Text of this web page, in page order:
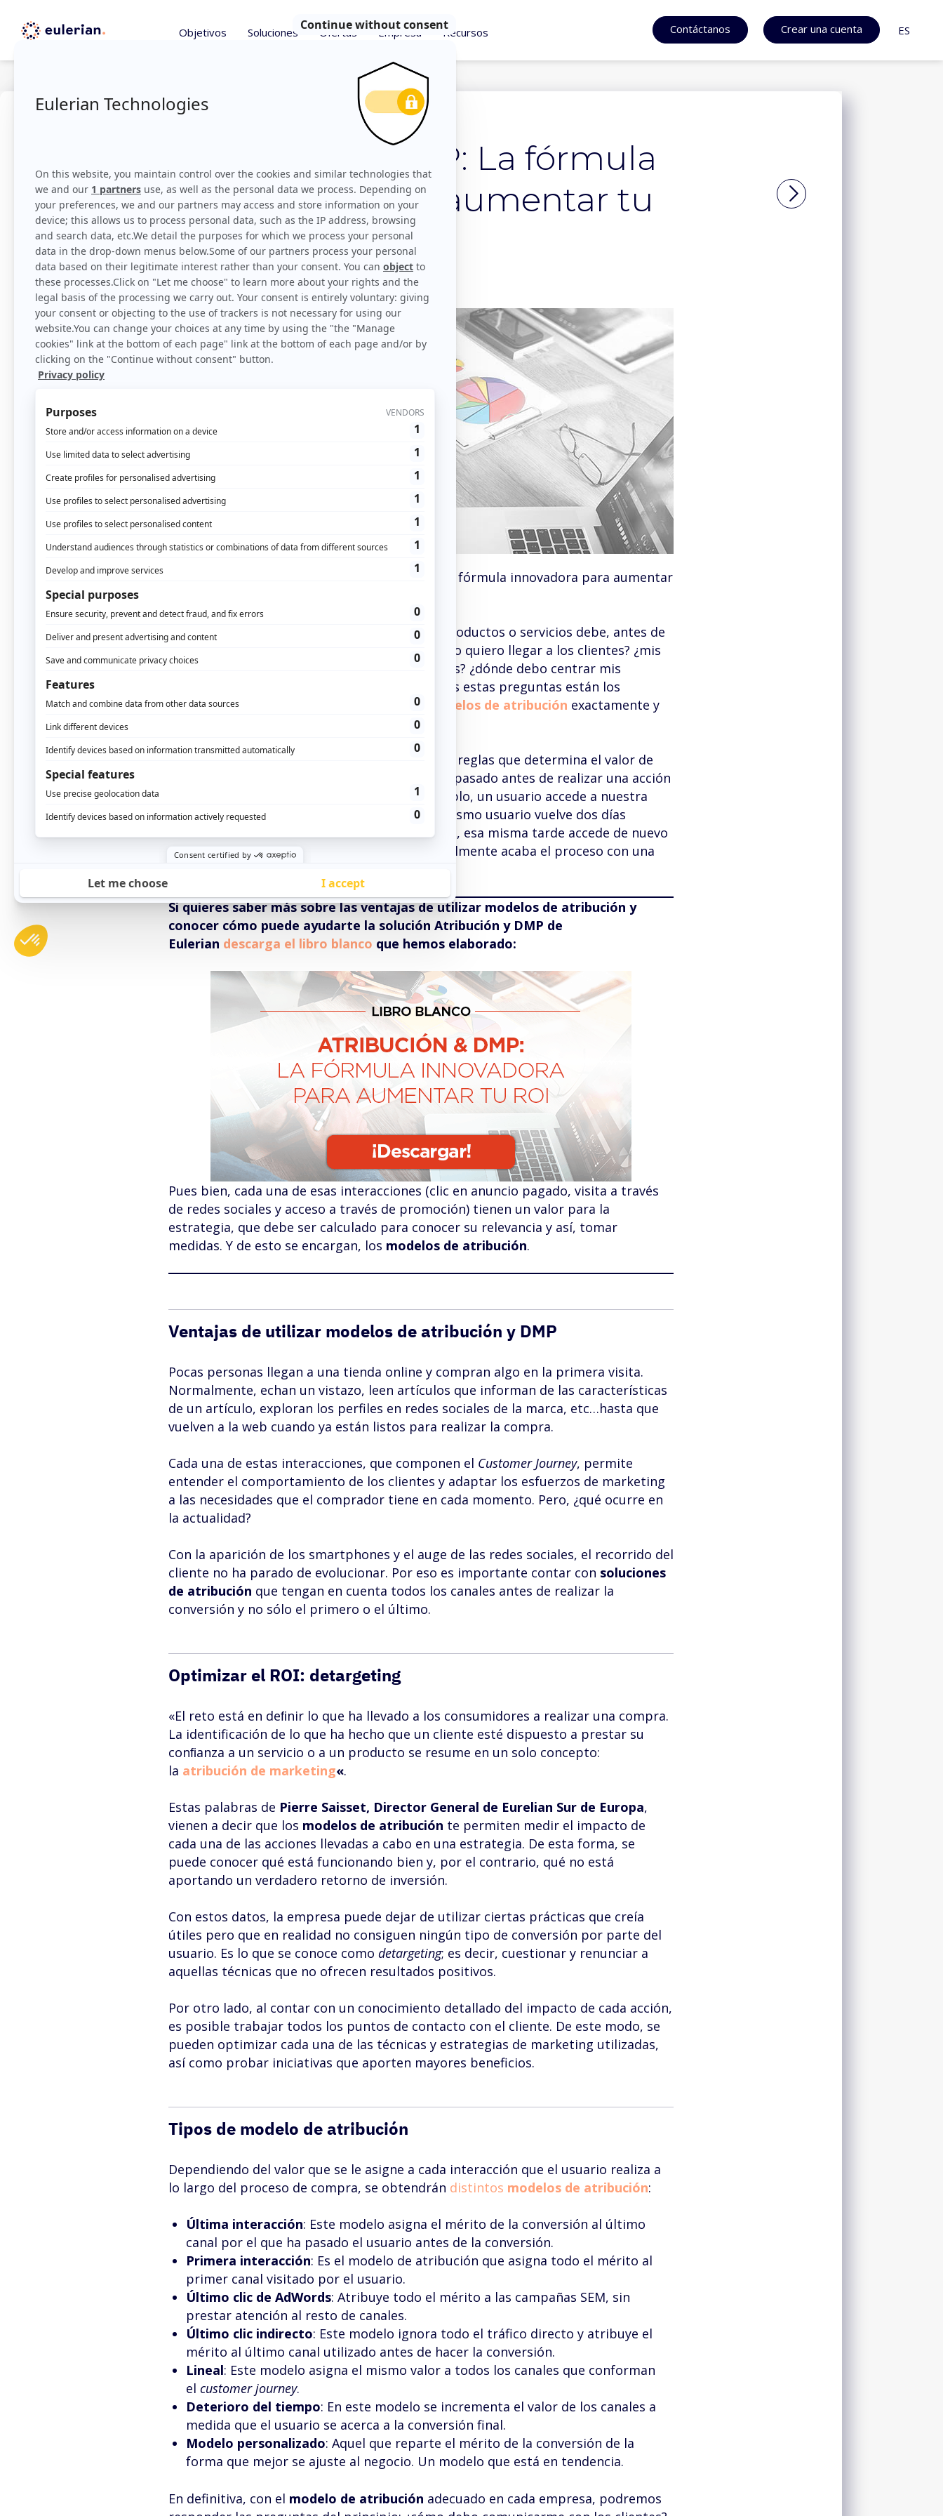
Objetivos Soluciones Ofertas Empresa Recursos Contáctanos Crear una cuenta ES
Consejos
Atribución y DMP: La fórmula
innovadora para aumentar tu
ROI
El equipo Eulerian
> Atribución y DMP: La fórmula innovadora para aumentar
Cuando una empresa se propone vender sus productos o servicios debe, antes de
nada, plantearse una serie de cuestiones: ¿cómo quiero llegar a los clientes? ¿mis
estrategias de marketing están siendo efectivas? ¿dónde debo centrar mis
esfuerzos y presupuesto? Para responder todas estas preguntas están los
modelos de atribución. Pero, ¿
qué son los modelos de atribución exactamente y
modelos de atribución
son un conjunto de reglas que determina el valor de
los distintos canales por los que un usuario ha pasado antes de realizar una acción
que interpretamos como conversión. Por ejemplo, un usuario accede a nuestra
web a través de un anuncio en AdWords. Ese mismo usuario vuelve dos días
después a través de un enlace en redes sociales, esa misma tarde accede de nuevo
a la web mediante una promoción de mail. Finalmente acaba el proceso con una
Si quieres saber más sobre las ventajas de utilizar modelos de atribución y
conocer cómo puede ayudarte la solución Atribución y DMP de
Eulerian descarga el libro blanco que hemos elaborado:
Pues bien, cada una de esas interacciones (clic en anuncio pagado, visita a través
de redes sociales y acceso a través de promoción) tienen un valor para la
estrategia, que debe ser calculado para conocer su relevancia y así, tomar
medidas. Y de esto se encargan, los modelos de atribución.
Ventajas de utilizar modelos de atribución y DMP
Pocas personas llegan a una tienda online y compran algo en la primera visita.
Normalmente, echan un vistazo, leen artículos que informan de las características
de un artículo, exploran los perfiles en redes sociales de la marca, etc…hasta que
vuelven a la web cuando ya están listos para realizar la compra.
Cada una de estas interacciones, que componen el Customer Journey, permite
entender el comportamiento de los clientes y adaptar los esfuerzos de marketing
a las necesidades que el comprador tiene en cada momento. Pero, ¿qué ocurre en
la actualidad?
Con la aparición de los smartphones y el auge de las redes sociales, el recorrido del
cliente no ha parado de evolucionar. Por eso es importante contar con soluciones
de atribución que tengan en cuenta todos los canales antes de realizar la
conversión y no sólo el primero o el último.
Optimizar el ROI: detargeting
«El reto está en deﬁnir lo que ha llevado a los consumidores a realizar una compra.
La identificación de lo que ha hecho que un cliente esté dispuesto a prestar su
conﬁanza a un servicio o a un producto se resume en un solo concepto:
la atribución de marketing«.
Estas palabras de Pierre Saisset, Director General de Eurelian Sur de Europa,
vienen a decir que los modelos de atribución te permiten medir el impacto de
cada una de las acciones llevadas a cabo en una estrategia. De esta forma, se
puede conocer qué está funcionando bien y, por el contrario, qué no está
aportando un verdadero retorno de inversión.
Con estos datos, la empresa puede dejar de utilizar ciertas prácticas que creía
útiles pero que en realidad no consiguen ningún tipo de conversión por parte del
usuario. Es lo que se conoce como detargeting; es decir, cuestionar y renunciar a
aquellas técnicas que no ofrecen resultados positivos.
Por otro lado, al contar con un conocimiento detallado del impacto de cada acción,
es posible trabajar todos los puntos de contacto con el cliente. De este modo, se
pueden optimizar cada una de las técnicas y estrategias de marketing utilizadas,
así como probar iniciativas que aporten mayores beneficios.
Tipos de modelo de atribución
Dependiendo del valor que se le asigne a cada interacción que el usuario realiza a
lo largo del proceso de compra, se obtendrán distintos modelos de atribución:
Última interacción: Este modelo asigna el mérito de la conversión al último
canal por el que ha pasado el usuario antes de la conversión.
Primera interacción: Es el modelo de atribución que asigna todo el mérito al
primer canal visitado por el usuario.
Último clic de AdWords: Atribuye todo el mérito a las campañas SEM, sin
prestar atención al resto de canales.
Último clic indirecto: Este modelo ignora todo el tráfico directo y atribuye el
mérito al último canal utilizado antes de hacer la conversión.
Lineal: Este modelo asigna el mismo valor a todos los canales que conforman
el customer journey.
Deterioro del tiempo: En este modelo se incrementa el valor de los canales a
medida que el usuario se acerca a la conversión final.
Modelo personalizado: Aquel que reparte el mérito de la conversión de la
forma que mejor se ajuste al negocio. Un modelo que está en tendencia.
En definitiva, con el modelo de atribución adecuado en cada empresa, podremos